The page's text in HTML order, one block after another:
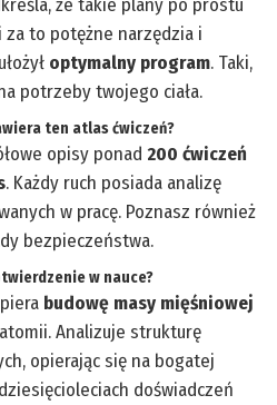
za to potężne narzędzia i
optymalny program. Taki,
potrzeby twojego ciała.
ten atlas ćwiczeń?
opisy ponad 200 ćwiczeń
. Każdy ruch posiada analizę
w pracę. Poznasz również
bezpieczeństwa.
w nauce?
budowę masy mięśniowej
Analizuje strukturę
opierając się na bogatej
doświadczeń